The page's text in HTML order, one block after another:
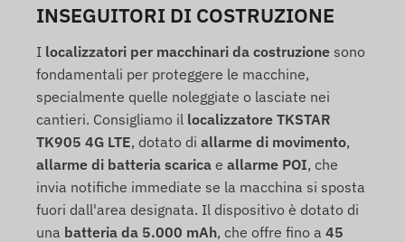
INSEGUITORI DI COSTRUZIONE
I localizzatori per macchinari da costruzione sono
fondamentali per proteggere le macchine,
specialmente quelle noleggiate o lasciate nei
cantieri. Consigliamo il localizzatore TKSTAR
TK905 4G LTE, dotato di allarme di movimento,
allarme di batteria scarica e allarme POI, che
invia notifiche immediate se la macchina si sposta
fuori dall'area designata. Il dispositivo è dotato di
una batteria da 5.000 mAh, che offre fino a 45